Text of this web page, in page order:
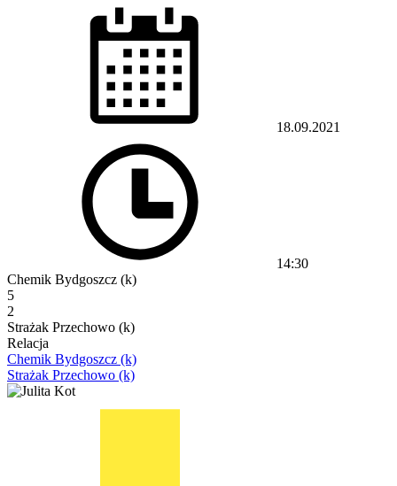
18.09.2021
14:30
Chemik Bydgoszcz (k)
5
2
Strażak Przechowo (k)
Relacja
Chemik Bydgoszcz (k)
Strażak Przechowo (k)